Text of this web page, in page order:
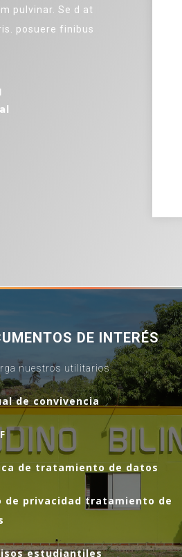
pulvinar. Se d at
posuere finibus
DE INTERÉS
nuestros utilitarios
de convivencia
de tratamiento de datos
de privacidad tratamiento de
estudiantiles